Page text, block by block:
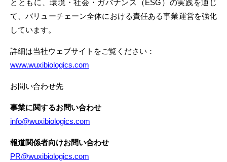
とともに、環境・社会・ガバナンス（ESG）の実践を通じ
て、バリューチェーン全体における責任ある事業運営を強化
しています。
詳細は当社ウェブサイトをご覧ください：
www.wuxibiologics.com
お問い合わせ先
事業に関するお問い合わせ
info@wuxibiologics.com
報道関係者向けお問い合わせ
PR@wuxibiologics.com